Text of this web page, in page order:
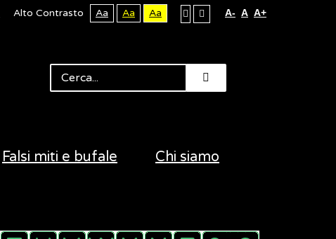
Alto Contrasto Aa Aa Aa A- A A+
Falsi miti e bufale Chi siamo